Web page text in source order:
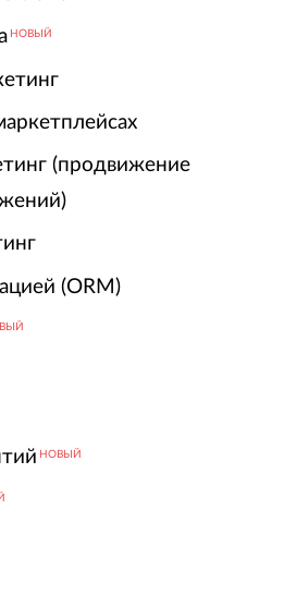
НОВЫЙ
(продвижение
(ORM)
НОВЫЙ